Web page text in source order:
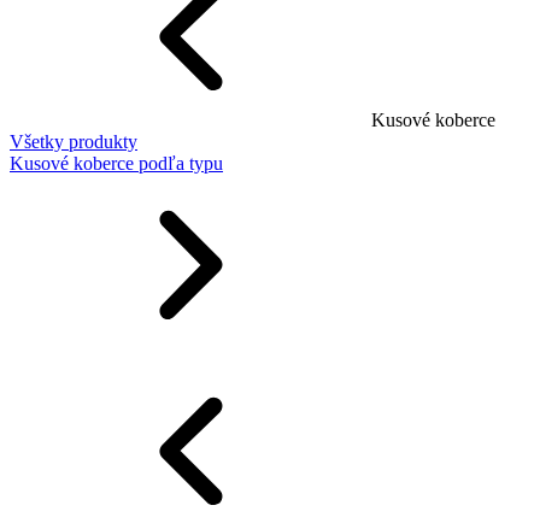
Kusové koberce
Všetky produkty
Kusové koberce podľa typu